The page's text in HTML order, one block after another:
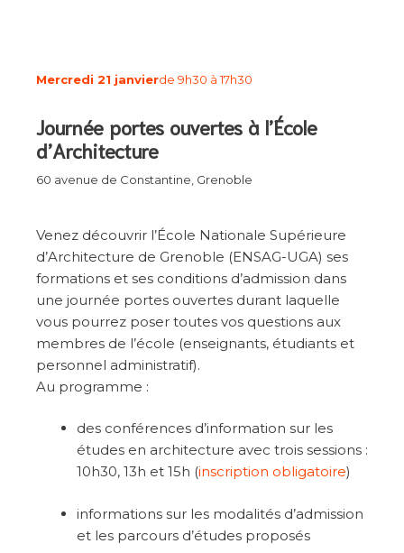
Mercredi 21 janvierde 9h30 à 17h30
Journée portes ouvertes à l’École
d’Architecture
60 avenue de Constantine, Grenoble
Venez découvrir l’École Nationale Supérieure
d’Architecture de Grenoble (ENSAG-UGA) ses
formations et ses conditions d’admission dans
une journée portes ouvertes durant laquelle
vous pourrez poser toutes vos questions aux
membres de l’école (enseignants, étudiants et
personnel administratif).
Au programme :
des conférences d’information sur les
études en architecture avec trois sessions :
10h30, 13h et 15h (inscription obligatoire)
informations sur les modalités d’admission
et les parcours d’études proposés